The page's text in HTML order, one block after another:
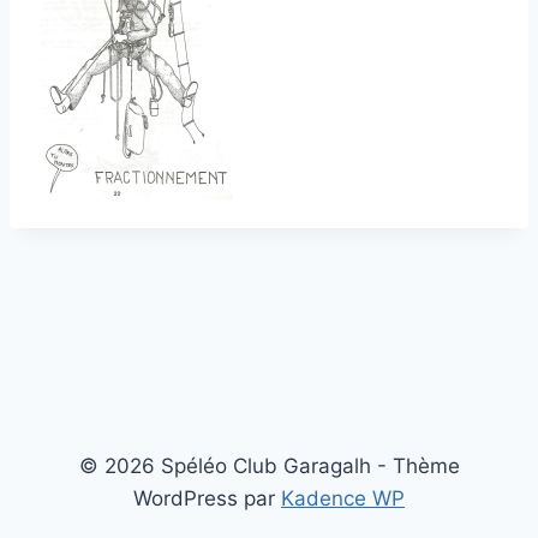
© 2026 Spéléo Club Garagalh - Thème
WordPress par Kadence WP